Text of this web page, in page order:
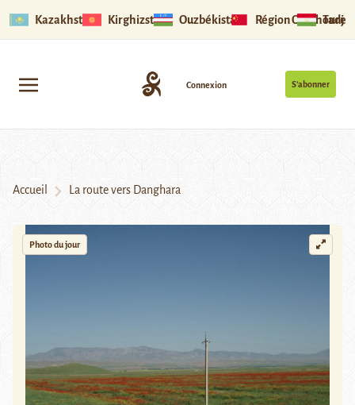
Kazakhstan Kirghizstan Ouzbékistan Région Ouïghoure
S’abonner
Connexion
Accueil La route vers Danghara
Photo du jour